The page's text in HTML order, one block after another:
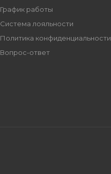
График работы
Система лояльности
Политика конфиденциальности
Вопрос-ответ